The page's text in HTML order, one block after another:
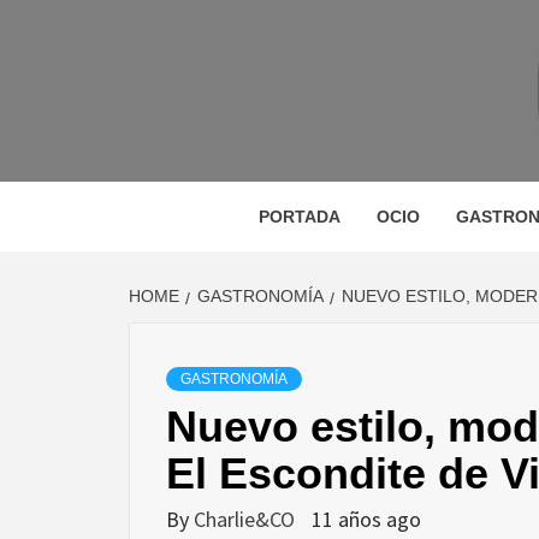
PORTADA OCIO
HOME GASTRONOMÍA NUEVO ESTILO,
GASTRONOMÍA
Nuevo estilo,
El Escondite de
By Charlie&CO 11 años ago